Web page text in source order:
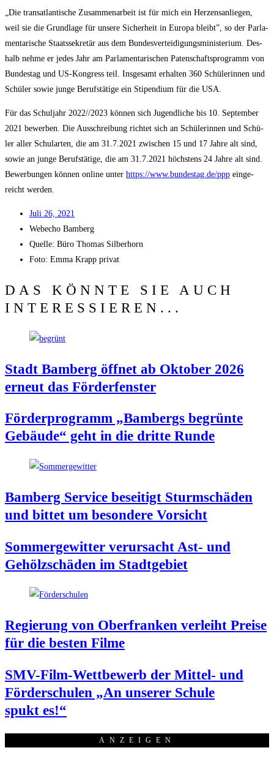
„Die trans­at­lan­ti­sche Zusam­men­ar­beit ist für mich ein Her­zens­an­lie­gen,
weil sie die Grund­la­ge für unse­re Sicher­heit in Euro­pa bleibt”, so der Par­la­
men­ta­ri­sche Staats­se­kre­tär aus dem Bun­des­ver­tei­di­gungs­mi­nis­te­ri­um. Des­
halb neh­me er jedes Jahr am Par­la­men­ta­ri­schen Paten­schafts­pro­gramm von
Bun­des­tag und US-Kon­gress teil. Ins­ge­samt erhal­ten 360 Schü­le­rin­nen und
Schü­ler sowie jun­ge Berufs­tä­ti­ge ein Sti­pen­di­um für die USA.
Für das Schul­jahr 2022/​/​2023 kön­nen sich Jugend­li­che bis 10. Sep­tem­ber
2021 bewer­ben. Die Aus­schrei­bung rich­tet sich an Schü­le­rin­nen und Schü­
ler aller Schul­ar­ten, die am 31.7.2021 zwi­schen 15 und 17 Jah­re alt sind,
sowie an jun­ge Berufs­tä­ti­ge, die am 31.7.2021 höchs­tens 24 Jah­re alt sind.
Bewer­bun­gen kön­nen online unter https://www.bundestag.de/ppp ein­ge­
reicht werden.
Juli 26, 2021
Web­echo Bamberg
Quel­le: Büro Tho­mas Silberhorn
Foto: Emma Krapp privat
DAS KÖNNTE SIE AUCH
INTERESSIEREN...
Stadt Bam­berg öff­net ab Okto­ber 2026
erneut das Förderfenster
För­der­pro­gramm „Bam­bergs begrün­te
Gebäu­de“ geht in die drit­te Runde
Bam­berg Ser­vice besei­tigt Sturm­schä­den
und bit­tet um beson­de­re Vorsicht
Som­mer­ge­wit­ter ver­ur­sacht Ast- und
Gehölz­schä­den im Stadtgebiet
Regie­rung von Ober­fran­ken ver­leiht Prei­se
für die bes­ten Filme
SMV-Film-Wett­be­werb der Mit­tel- und
För­der­schu­len „An unse­rer Schu­le
spukt es!“
ANZEI­GEN